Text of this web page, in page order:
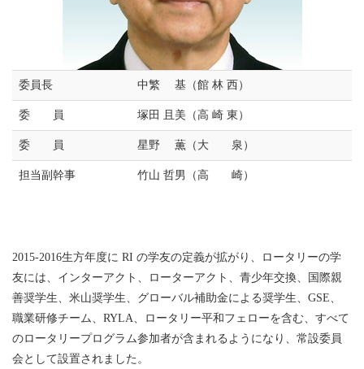
委員長 中繁 基（館 林 西）
委 員 塚田 且美（高 崎 東）
委 員 星野 薫（大 泉）
担当副幹事 竹山 哲男（高 崎）
2015-2016生方年度に RI の学友の定義が拡がり、ロータリーの学
友には、インターアクト、ローターアクト、青少年交換、国際親
善奨学生、米山奨学生、グローバル補助金による奨学生、GSE、
職業研修チーム、RYLA、ロータリー平和フェローを含む、すべて
のロータリープログラム参加者が含まれるようになり、常設委員
会として設置されました。